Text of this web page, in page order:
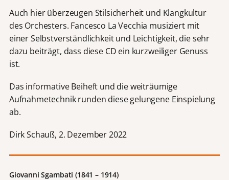
Auch hier überzeugen Stilsicherheit und Klangkultur
des Orchesters. Fancesco La Vecchia musiziert mit
einer Selbstverständlichkeit und Leichtigkeit, die sehr
dazu beiträgt, dass diese CD ein kurzweiliger Genuss
ist.
Das informative Beiheft und die weiträumige
Aufnahmetechnik runden diese gelungene Einspielung
ab.
Dirk Schauß, 2. Dezember 2022
Giovanni Sgambati (1841 – 1914)